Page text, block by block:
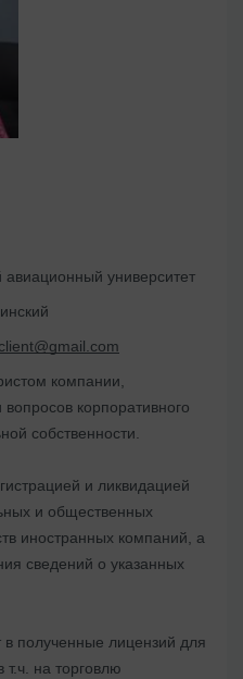
университет
компании,
корпоративного
собственности.
и ликвидацией
и общественных
иностранных компаний, а
сведений о указанных
полученные лицензий для
т.ч. на торговлю